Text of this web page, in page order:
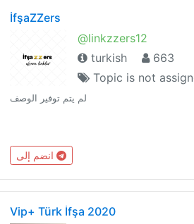
İfşaZZers
@linkzzers12
turkish
663
Topic is not
لم يتم توفير الوصف
Vip+ Türk İfşa 2020